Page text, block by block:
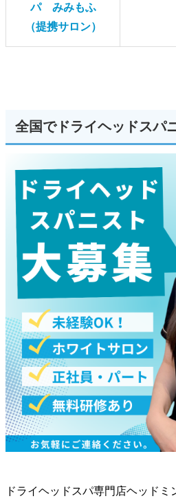
パ みみもふ
（提携サロン）
全国でドライヘッドスパ
ドライヘッドスパ専門店ヘッド